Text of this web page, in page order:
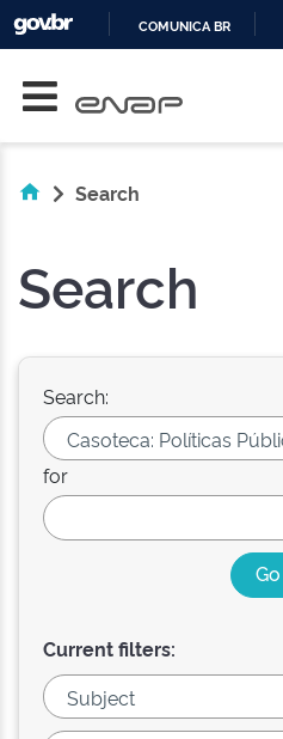
COMUNICA BR
Search
Search
Search:
for
Current filters: